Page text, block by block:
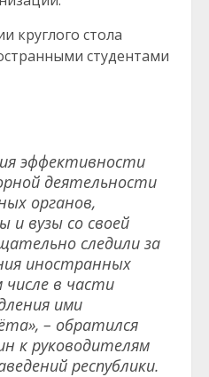
круглого стола
студентами
эффективности
деятельности
органов,
и вузы со своей
следили за
иностранных
в части
ими
– обратился
к руководителям
республики.